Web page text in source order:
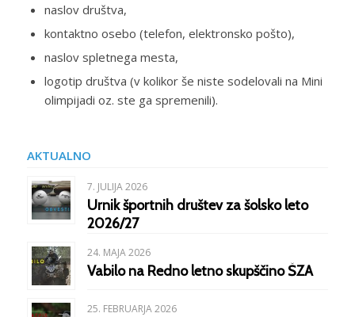
naslov društva,
kontaktno osebo (telefon, elektronsko pošto),
naslov spletnega mesta,
logotip društva (v kolikor še niste sodelovali na Mini
olimpijadi oz. ste ga spremenili).
AKTUALNO
7. JULIJA 2026
Urnik športnih društev za šolsko leto
2026/27
24. MAJA 2026
Vabilo na Redno letno skupščino ŠZA
25. FEBRUARJA 2026